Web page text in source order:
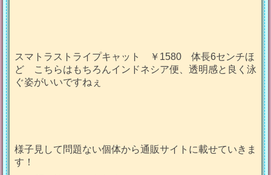
スマトラストライプキャット ￥1580 体長6センチほ
ど こちらはもちろんインドネシア便、透明感と良く泳
ぐ姿がいいですねぇ
様子見して問題ない個体から通販サイトに載せていきま
す！